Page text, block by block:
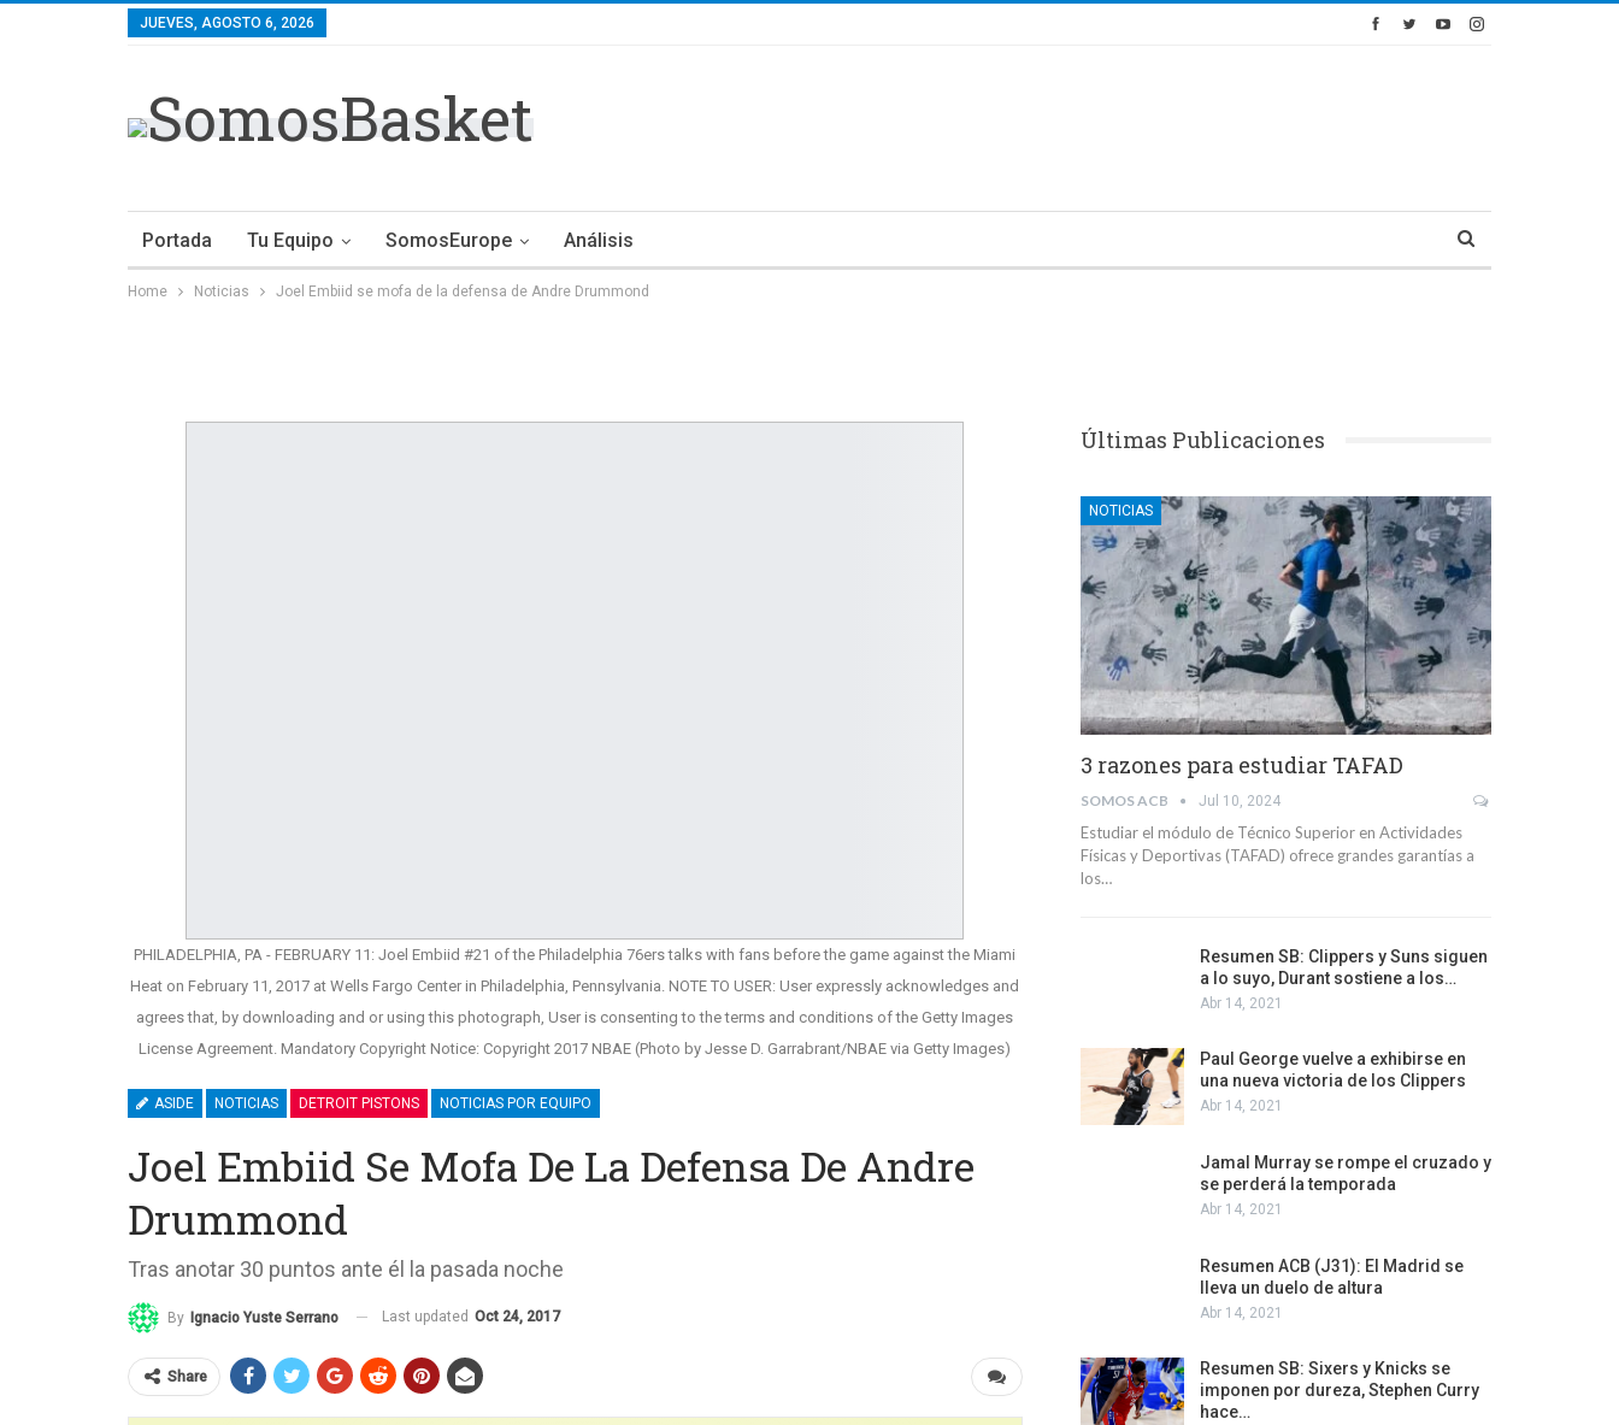
JUEVES, AGOSTO 6, 2026
Portada Tu Equipo SomosEurope Análisis
Home Noticias Joel Embiid se mofa de la defensa de Andre Drummond
PHILADELPHIA, PA - FEBRUARY 11: Joel Embiid #21 of the Philadelphia 76ers talks with fans before the game against the Miami
Heat on February 11, 2017 at Wells Fargo Center in Philadelphia, Pennsylvania. NOTE TO USER: User expressly acknowledges and
agrees that, by downloading and or using this photograph, User is consenting to the terms and conditions of the Getty Images
License Agreement. Mandatory Copyright Notice: Copyright 2017 NBAE (Photo by Jesse D. Garrabrant/NBAE via Getty Images)
ASIDE NOTICIAS DETROIT PISTONS NOTICIAS POR EQUIPO
Joel Embiid Se Mofa De La Defensa De Andre
Drummond
Tras anotar 30 puntos ante él la pasada noche
By Ignacio Yuste Serrano Last updated Oct 24, 2017
Share
Últimas Publicaciones
NOTICIAS
3 razones para estudiar TAFAD
SOMOS ACB Jul 10, 2024
Estudiar el módulo de Técnico Superior en Actividades
Físicas y Deportivas (TAFAD) ofrece grandes garantías a
los…
Resumen SB: Clippers y Suns siguen
a lo suyo, Durant sostiene a los…
Abr 14, 2021
Paul George vuelve a exhibirse en
una nueva victoria de los Clippers
Abr 14, 2021
Jamal Murray se rompe el cruzado y
se perderá la temporada
Abr 14, 2021
Resumen ACB (J31): El Madrid se
lleva un duelo de altura
Abr 14, 2021
Resumen SB: Sixers y Knicks se
imponen por dureza, Stephen Curry
hace…